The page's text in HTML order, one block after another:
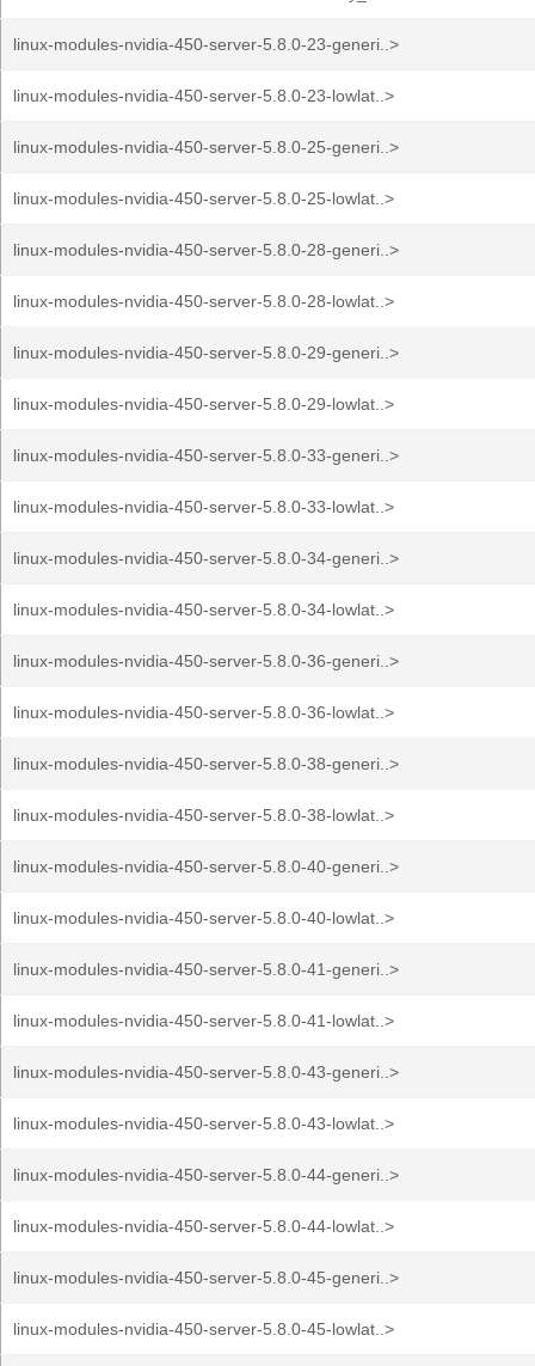
linux-modules-nvidia-450-server-5.8.0-23-generi..>
linux-modules-nvidia-450-server-5.8.0-23-lowlat..>
linux-modules-nvidia-450-server-5.8.0-25-generi..>
linux-modules-nvidia-450-server-5.8.0-25-lowlat..>
linux-modules-nvidia-450-server-5.8.0-28-generi..>
linux-modules-nvidia-450-server-5.8.0-28-lowlat..>
linux-modules-nvidia-450-server-5.8.0-29-generi..>
linux-modules-nvidia-450-server-5.8.0-29-lowlat..>
linux-modules-nvidia-450-server-5.8.0-33-generi..>
linux-modules-nvidia-450-server-5.8.0-33-lowlat..>
linux-modules-nvidia-450-server-5.8.0-34-generi..>
linux-modules-nvidia-450-server-5.8.0-34-lowlat..>
linux-modules-nvidia-450-server-5.8.0-36-generi..>
linux-modules-nvidia-450-server-5.8.0-36-lowlat..>
linux-modules-nvidia-450-server-5.8.0-38-generi..>
linux-modules-nvidia-450-server-5.8.0-38-lowlat..>
linux-modules-nvidia-450-server-5.8.0-40-generi..>
linux-modules-nvidia-450-server-5.8.0-40-lowlat..>
linux-modules-nvidia-450-server-5.8.0-41-generi..>
linux-modules-nvidia-450-server-5.8.0-41-lowlat..>
linux-modules-nvidia-450-server-5.8.0-43-generi..>
linux-modules-nvidia-450-server-5.8.0-43-lowlat..>
linux-modules-nvidia-450-server-5.8.0-44-generi..>
linux-modules-nvidia-450-server-5.8.0-44-lowlat..>
linux-modules-nvidia-450-server-5.8.0-45-generi..>
linux-modules-nvidia-450-server-5.8.0-45-lowlat..>